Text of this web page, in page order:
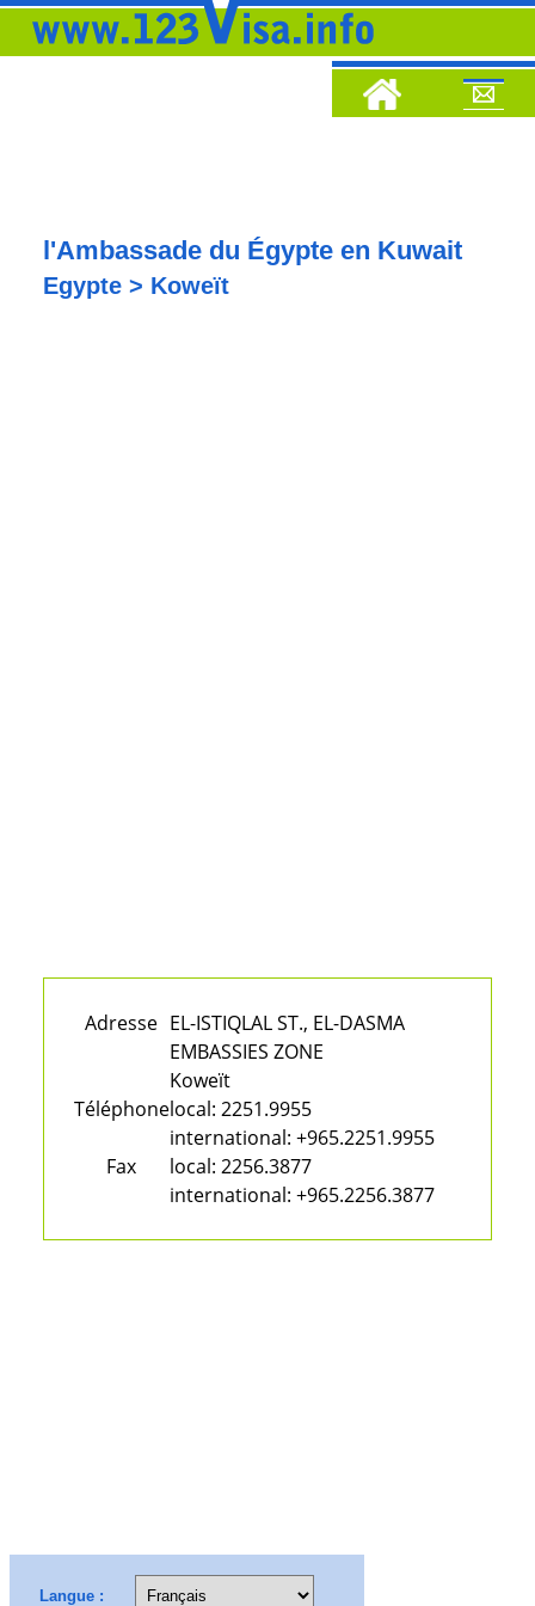
l'Ambassade du Égypte en Kuwait
Egypte > Koweït
Adresse EL-ISTIQLAL ST., EL-DASMA
EMBASSIES ZONE
Koweït
Téléphonelocal: 2251.9955
international: +965.2251.9955
Fax
local: 2256.3877
international: +965.2256.3877